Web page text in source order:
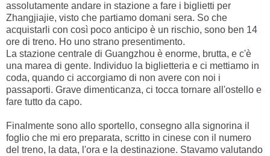
assolutamente andare in stazione a fare i biglietti per
Zhangjiajie, visto che partiamo domani sera. So che
acquistarli con così poco anticipo è un rischio, sono ben 14
ore di treno. Ho uno strano presentimento.
La stazione centrale di Guangzhou è enorme, brutta, e c'è
una marea di gente. Individuo la biglietteria e ci mettiamo in
coda, quando ci accorgiamo di non avere con noi i
passaporti. Grave dimenticanza, ci tocca tornare all'ostello e
fare tutto da capo.
Finalmente sono allo sportello, consegno alla signorina il
foglio che mi ero preparata, scritto in cinese con il numero
del treno, la data, l'ora e la destinazione. Stavamo valutando